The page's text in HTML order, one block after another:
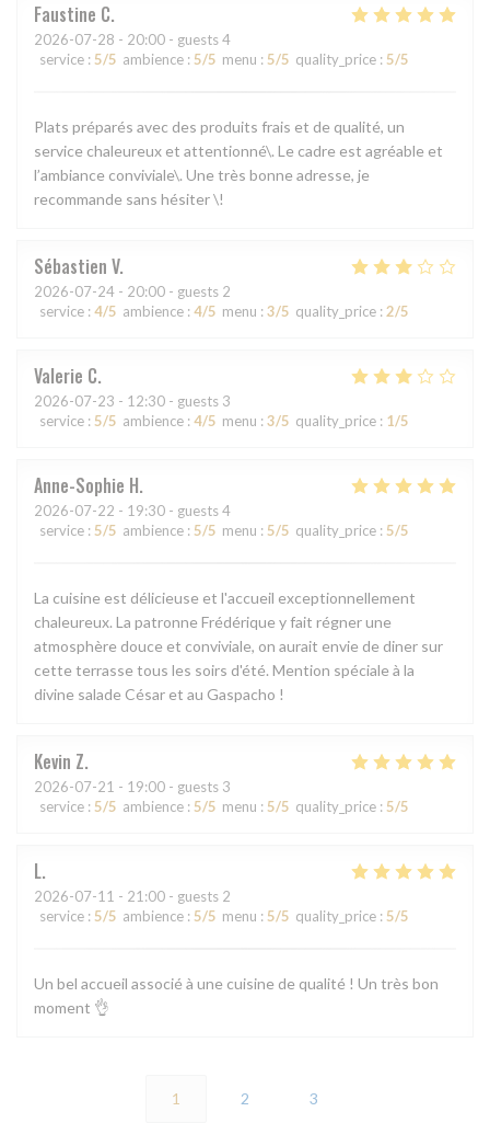
Faustine C
2026-07-28 - 20:00 - guests 4
service : 5/5 ambience : 5/5 menu : 5/5 quality_price : 5/5
Plats préparés avec des produits frais et de qualité, un
service chaleureux et attentionné\. Le cadre est agréable et
l’ambiance conviviale\. Une très bonne adresse, je
recommande sans hésiter \!
Sébastien V
2026-07-24 - 20:00 - guests 2
service : 4/5 ambience : 4/5 menu : 3/5 quality_price : 2/5
Valerie C
2026-07-23 - 12:30 - guests 3
service : 5/5 ambience : 4/5 menu : 3/5 quality_price : 1/5
Anne-Sophie H
2026-07-22 - 19:30 - guests 4
service : 5/5 ambience : 5/5 menu : 5/5 quality_price : 5/5
La cuisine est délicieuse et l'accueil exceptionnellement
chaleureux. La patronne Frédérique y fait régner une
atmosphère douce et conviviale, on aurait envie de diner sur
cette terrasse tous les soirs d'été. Mention spéciale à la
divine salade César et au Gaspacho !
Kevin Z
2026-07-21 - 19:00 - guests 3
service : 5/5 ambience : 5/5 menu : 5/5 quality_price : 5/5
L
2026-07-11 - 21:00 - guests 2
service : 5/5 ambience : 5/5 menu : 5/5 quality_price : 5/5
Un bel accueil associé à une cuisine de qualité ! Un très bon
moment 👌
1 2 3